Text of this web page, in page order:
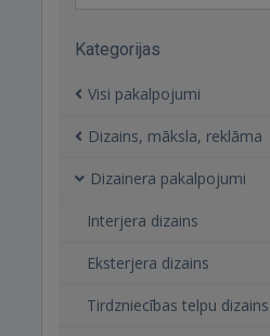
Kategorijas
Visi pakalpojumi
Dizains, māksla, reklāma
Dizainera pakalpojumi
Interjera dizains
Eksterjera dizains
Tirdzniecības telpu dizains